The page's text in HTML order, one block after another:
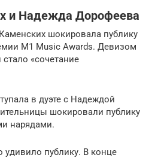
и Надежда Дорофеева
шокировала публику
M1 Music Awards. Девизом
«сочетание
в дуэте с Надеждой
шокировали публику
нарядами.
удивило публику. В конце